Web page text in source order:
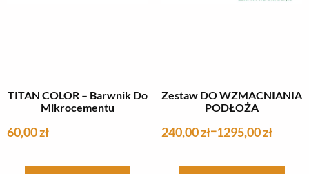
TITAN COLOR – Barwnik Do
Mikrocementu
60,00zł
Zestaw DO WZMACNIANIA
PODŁOŻA
240,00zł–1295,00zł